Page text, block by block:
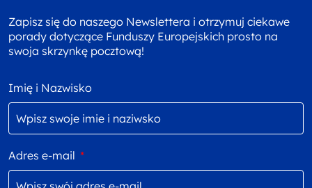
Zapisz się do naszego Newslettera i otrzymuj ciekawe
porady dotyczące Funduszy Europejskich prosto na
swoja skrzynkę pocztową!
Imię i Nazwisko
Adres e-mail *